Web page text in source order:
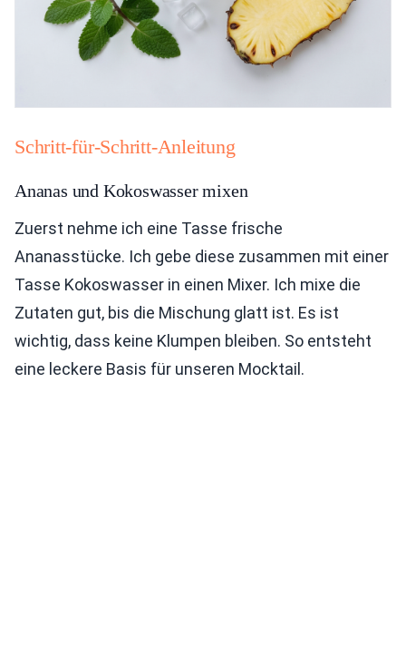
Schritt-für-Schritt-Anleitung
Ananas und Kokoswasser mixen
Zuerst nehme ich eine Tasse frische
Ananasstücke. Ich gebe diese zusammen mit einer
Tasse Kokoswasser in einen Mixer. Ich mixe die
Zutaten gut, bis die Mischung glatt ist. Es ist
wichtig, dass keine Klumpen bleiben. So entsteht
eine leckere Basis für unseren Mocktail.